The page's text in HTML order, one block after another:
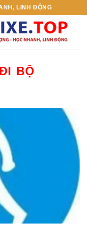
LINH ĐỘNG
BỘ